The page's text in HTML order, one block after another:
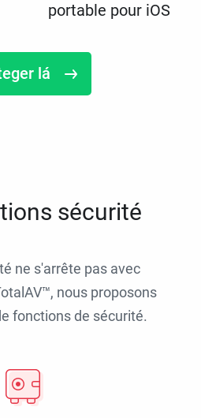
portable pour iOS
lá
sécurité
ne s'arrête pas avec
nous proposons
fonctions de sécurité.